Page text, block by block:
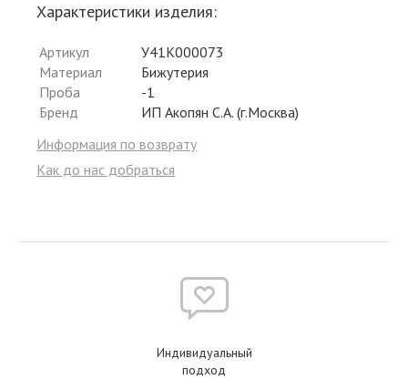
Характеристики изделия:
Артикул
У41К000073
Материал
Бижутерия
Проба
-1
Бренд
ИП Акопян С.А. (г.Москва)
Информация по возврату
Как до нас добраться
Индивидуальный
подход